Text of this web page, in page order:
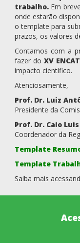
trabalho. Em
onde estarão
o template para
prazos, os valores
Contamos com a
fazer doXV ENCAT
impacto científico.
Atenciosamente,
Prof. Dr. Luiz
Presidente da
Prof. Dr. Caio
Coordenador da
Template
Template
Saiba mais